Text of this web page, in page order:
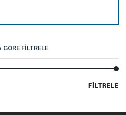
GÖRE FILTRELE
En
En
FILTRELE